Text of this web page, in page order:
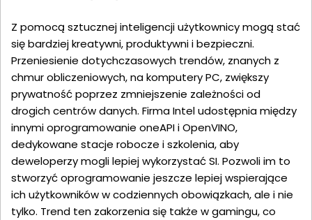
Z pomocą sztucznej inteligencji użytkownicy mogą stać
się bardziej kreatywni, produktywni i bezpieczni.
Przeniesienie dotychczasowych trendów, znanych z
chmur obliczeniowych, na komputery PC, zwiększy
prywatność poprzez zmniejszenie zależności od
drogich centrów danych. Firma Intel udostępnia między
innymi oprogramowanie oneAPI i OpenVINO,
dedykowane stacje robocze i szkolenia, aby
deweloperzy mogli lepiej wykorzystać SI. Pozwoli im to
stworzyć oprogramowanie jeszcze lepiej wspierające
ich użytkowników w codziennych obowiązkach, ale i nie
tylko. Trend ten zakorzenia się także w gamingu, co